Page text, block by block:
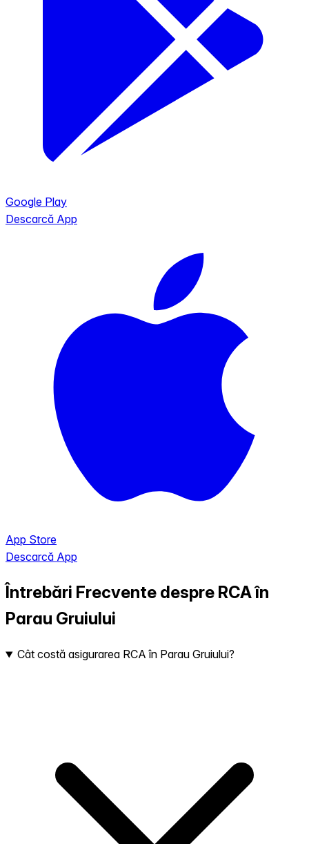
Google Play
Descarcă App
App Store
Descarcă App
Întrebări Frecvente despre RCA în
Parau Gruiului
Cât costă asigurarea RCA în Parau Gruiului?